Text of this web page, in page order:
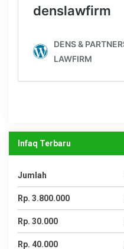
Infaq Terbaru
Jumlah
Rp. 3.800.000
Rp. 30.000
Rp. 40.000